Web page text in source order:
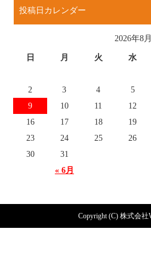
投稿日カレンダー
2026年8月
日 月 火 水
« 6月
2
3 4 5
9
10 11 12
16
17 18 19
23
24 25 26
30
31
Copyright (C) 株式会社